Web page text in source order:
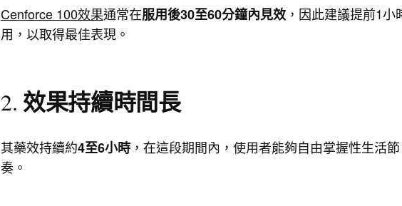
Cenforce 100效果通常在服用後30至60分鐘內見效，因此建議提前1小
用，以取得最佳表現。
2. 效果持續時間長
其藥效持續約4至6小時，在這段期間內，使用者能夠自由掌握性生活節
奏。